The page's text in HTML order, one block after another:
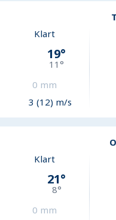
Klart
19°
11°
0 mm
3 (12) m/s
Klart
21°
8°
0 mm